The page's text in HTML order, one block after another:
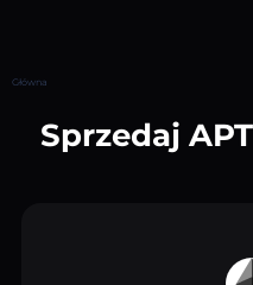
Główna
Sprzedaj